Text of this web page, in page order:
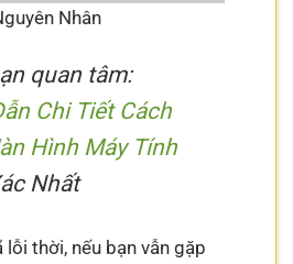
Nhân
quan tâm:
Chi Tiết Cách
Hình Máy Tính
Nhất
lỗi thời, nếu bạn vẫn gặp